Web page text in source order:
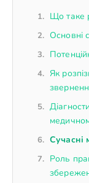
Що таке
Основні
Як
Сучасні
Роль